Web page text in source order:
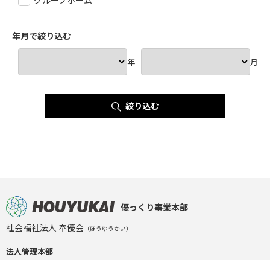
年月で絞り込む
年 月
絞り込む
優っくり事業本部
社会福祉法人 奉優会 （ほうゆうかい）
法人管理本部